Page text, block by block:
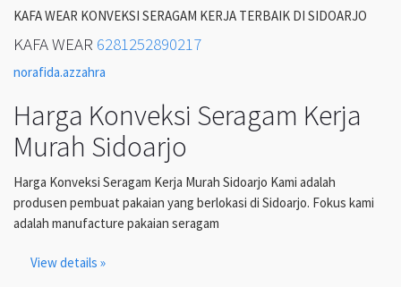
KAFA WEAR KONVEKSI SERAGAM KERJA TERBAIK DI SIDOARJO
KAFA WEAR 6281252890217
norafida.azzahra
Harga Konveksi Seragam Kerja
Murah Sidoarjo
Harga Konveksi Seragam Kerja Murah Sidoarjo Kami adalah
produsen pembuat pakaian yang berlokasi di Sidoarjo. Fokus kami
adalah manufacture pakaian seragam
View details »